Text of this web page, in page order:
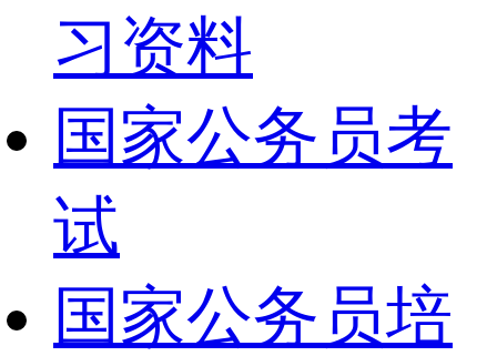
习资料
国家公务员考
试
国家公务员培